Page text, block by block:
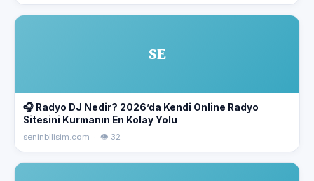
SE
🎧 Radyo DJ Nedir? 2026’da Kendi Online Radyo
Sitesini Kurmanın En Kolay Yolu
seninbilisim.com · 👁 32